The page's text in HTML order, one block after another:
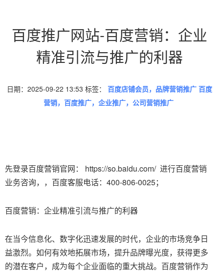
百度推广网站-百度营销：企业
精准引流与推广的利器
日期：2025-09-22 13:53 标签： 百度店铺会员，品牌营销推广 百度
营销，百度推广，企业推广，公司营销推广
先登录百度营销官网： https://so.baidu.com/ 进行百度营销
业务咨询，，百度客服电话：400-806-0025；
百度营销：企业精准引流与推广的利器
在当今信息化、数字化迅速发展的时代，企业的市场竞争日
益激烈。如何有效地拓展市场，提升品牌曝光度，获得更多
的潜在客户，成为每个企业面临的重大挑战。百度营销作为